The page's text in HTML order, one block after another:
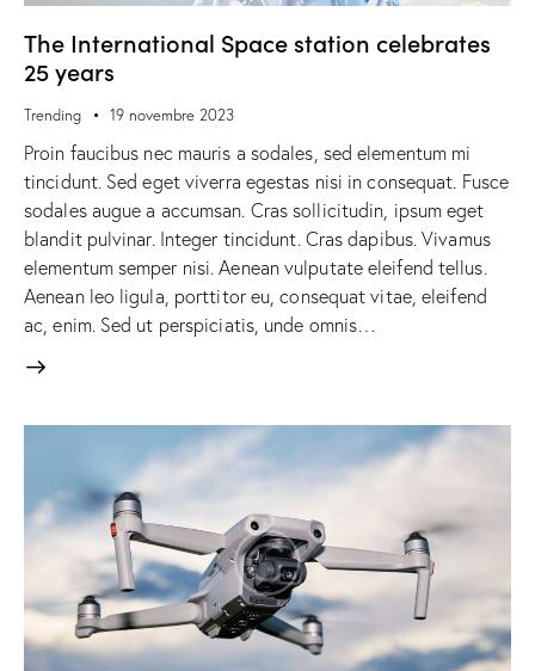
The International Space station celebrates
25 years
Trending 19 novembre 2023
Proin faucibus nec mauris a sodales, sed elementum mi
tincidunt. Sed eget viverra egestas nisi in consequat. Fusce
sodales augue a accumsan. Cras sollicitudin, ipsum eget
blandit pulvinar. Integer tincidunt. Cras dapibus. Vivamus
elementum semper nisi. Aenean vulputate eleifend tellus.
Aenean leo ligula, porttitor eu, consequat vitae, eleifend
ac, enim. Sed ut perspiciatis, unde omnis…